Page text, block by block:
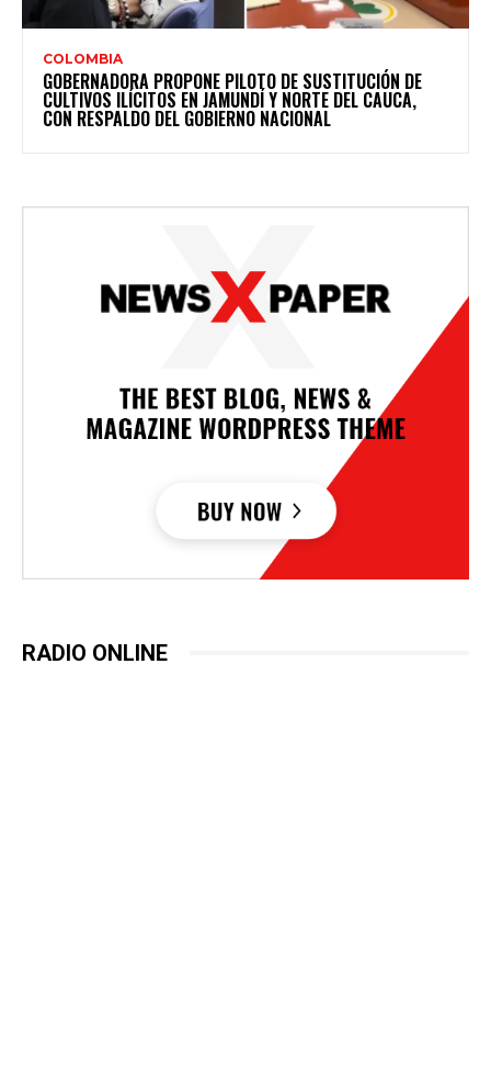
COLOMBIA
GOBERNADORA PROPONE PILOTO DE SUSTITUCIÓN DE
CULTIVOS ILÍCITOS EN JAMUNDÍ Y NORTE DEL CAUCA,
CON RESPALDO DEL GOBIERNO NACIONAL
RADIO ONLINE